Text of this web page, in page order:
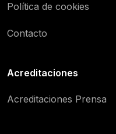
Política de cookies
Contacto
Acreditaciones
Acreditaciones Prensa